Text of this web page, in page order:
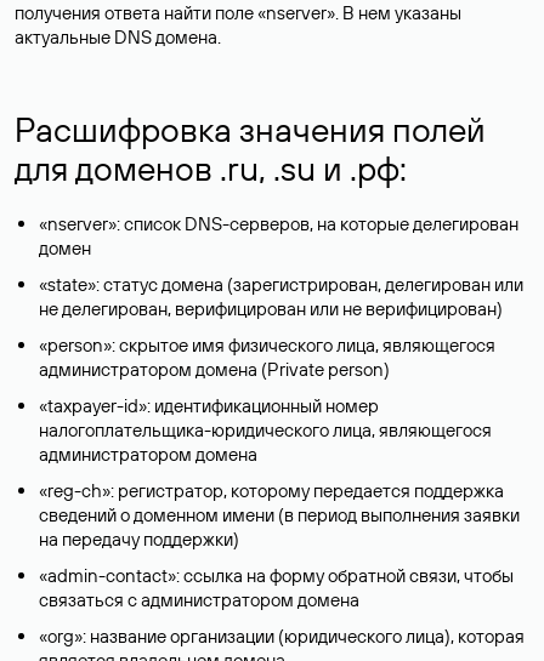
получения ответа найти поле «nserver». В нем указаны
актуальные DNS домена.
Расшифровка значения полей
для доменов .ru, .su и .рф:
«nserver»: список DNS-серверов, на которые делегирован
домен
«state»: статус домена (зарегистрирован, делегирован или
не делегирован, верифицирован или не верифицирован)
«person»: скрытое имя физического лица, являющегося
администратором домена (Privatе person)
«taxpayer-id»: идентификационный номер
налогоплательщика-юридического лица, являющегося
администратором домена
«reg-ch»: регистратор, которому передается поддержка
сведений о доменном имени (в период выполнения заявки
на передачу поддержки)
«admin-contact»: ссылка на форму обратной связи, чтобы
связаться с администратором домена
«org»: название организации (юридического лица), которая